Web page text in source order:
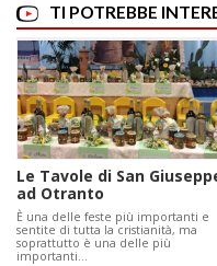
TI POTREBBE
Le Tavole di San
ad Otranto
È una delle feste più importanti e
sentite di tutta la cristianità, ma
soprattutto è una delle più
importanti…